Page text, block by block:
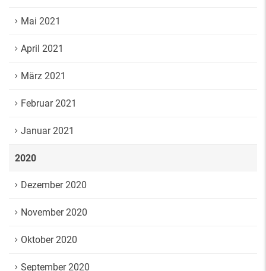
Mai 2021
April 2021
März 2021
Februar 2021
Januar 2021
2020
Dezember 2020
November 2020
Oktober 2020
September 2020